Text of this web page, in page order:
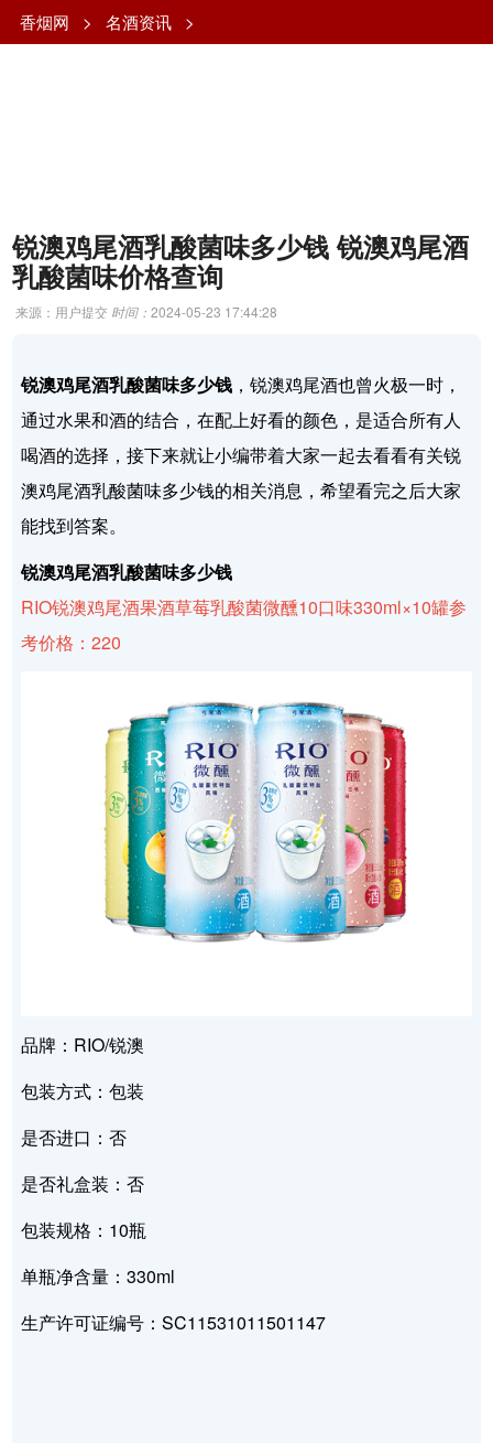
香烟网 > 名酒资讯 >
锐澳鸡尾酒乳酸菌味多少钱 锐澳鸡尾酒
乳酸菌味价格查询
来源：用户提交 时间：2024-05-23 17:44:28
锐澳鸡尾酒乳酸菌味多少钱 ，锐澳鸡尾酒也曾火极一时，
通过水果和酒的结合，在配上好看的颜色，是适合所有人
喝酒的选择，接下来就让小编带着大家一起去看看有关锐
澳鸡尾酒乳酸菌味多少钱的相关消息，希望看完之后大家
能找到答案。
锐澳鸡尾酒乳酸菌味多少钱
RIO锐澳鸡尾酒果酒草莓乳酸菌微醺10口味330ml×10罐参
考价格：220
品牌：RIO/锐澳
包装方式：包装
是否进口：否
是否礼盒装：否
包装规格：10瓶
单瓶净含量：330ml
生产许可证编号：SC11531011501147